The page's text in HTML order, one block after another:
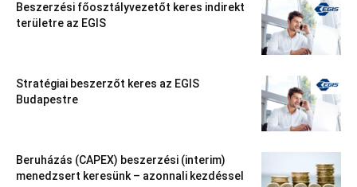
Beszerzési főosztályvezetőt keres indirekt
területre az EGIS
Stratégiai beszerzőt keres az EGIS
Budapestre
Beruházás (CAPEX) beszerzési (interim)
menedzsert keresünk – azonnali kezdéssel